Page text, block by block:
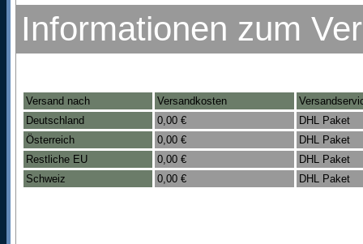
Informationen zum
Versand nach Versandkosten
Deutschland
0,00 €
DHL Paket
Österreich
0,00 €
DHL Paket
Restliche EU
0,00 €
DHL Paket
Schweiz
0,00 € DHL Paket